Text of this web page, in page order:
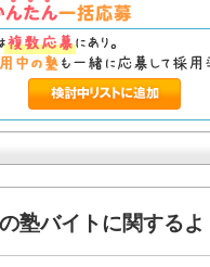
塾バイトに関するよ